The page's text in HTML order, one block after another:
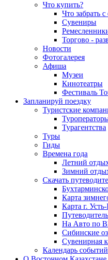
Что купить?
Что забрать с
Сувениры
Торгово -
Новости
Фотогалерея
Афиша
Музеи
Кинотеатры
Фестиваль
Запланируй поездку
Туристские
Турагентства
Туры
Гиды
Времена года
Летний
Зимний
Скачать
Карта
Карта г.
На Авто по
Сибинские
Сувенирная
Календарь событий